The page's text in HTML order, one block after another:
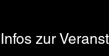
Infos zur